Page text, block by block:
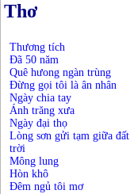
Thơ
Thương tích
Đã 50 năm
Quê hưong ngàn trùng
Đừng gọi tôi là ân nhân
Ngày chia tay
Ánh trăng xưa
Ngày đại thọ
Lòng sơn gửi tạm giữa đất
trời
Mông lung
Hòn khô
Đêm ngủ tôi mơ